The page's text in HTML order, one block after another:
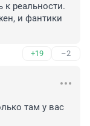
к реальности.
и фантики
+19 –2
там у вас